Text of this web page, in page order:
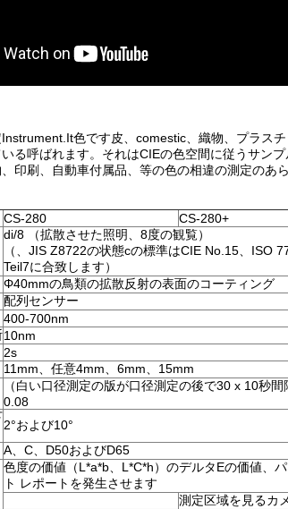
色です皮、comestic、織物、プラス
る呼ばれます。それはCIEの色空間に従うサン
印刷、自動車付属品、等の色の相違の測定のあ
CS-280 CS-280+
di/8 （拡散させた照明、8度の観覧）
（、JIS Z8722の状態cの標準はCIE No.15、ISO
Teil7に合致します）
Φ40mmの鳥類の拡散反射の表面のコーティング
配列センサー
400-700nm
10nm
2s
11mm、任意4mm、6mm、15mm
（白い口径測定の版が口径測定の後で30 x 10秒
0.08
2°および10°
A、C、D50およびD65
色度の価値（L*a*b、L*C*h）のデルタEの価値、
ト レポートを発生させます
測定区域を見るカ